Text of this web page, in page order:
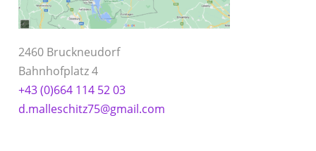
2460 Bruckneudorf
Bahnhofplatz 4
+43 (0)664 114 52 03
d.malleschitz75@gmail.com